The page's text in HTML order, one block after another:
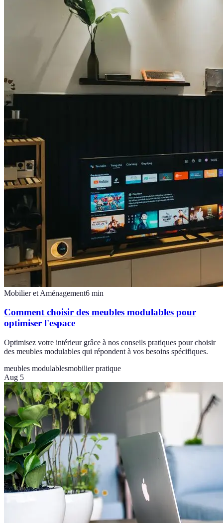
Mobilier et Aménagement6 min
Comment choisir des meubles modulables pour
optimiser l'espace
Optimisez votre intérieur grâce à nos conseils pratiques pour choisir
des meubles modulables qui répondent à vos besoins spécifiques.
meubles modulablesmobilier pratique
Aug 5